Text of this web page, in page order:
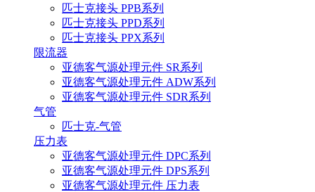
匹士克接头 PPB系列
匹士克接头 PPD系列
匹士克接头 PPX系列
限流器
亚德客气源处理元件 SR系列
亚德客气源处理元件 ADW系列
亚德客气源处理元件 SDR系列
气管
匹士克-气管
压力表
亚德客气源处理元件 DPC系列
亚德客气源处理元件 DPS系列
亚德客气源处理元件 压力表